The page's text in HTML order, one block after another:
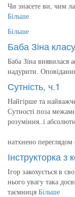
Чи знаєете ви, чим
Більше
Більше
Баба Зіна
Баба Зіна виявилася
надурити.
Сутність, ч.1
Найгірше та
Сутності поза
розуміння..і
натхнено
Інструкторка з
Ігор закохується в
нього увагу така
таємниця Більше